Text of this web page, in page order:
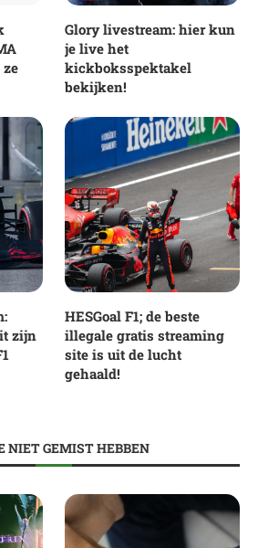
Glory livestream: hier kun
je live het
kickboksspektakel
bekijken!
zijn
HESGoal F1; de beste
illegale gratis streaming
site is uit de lucht
gehaald!
NIET GEMIST HEBBEN